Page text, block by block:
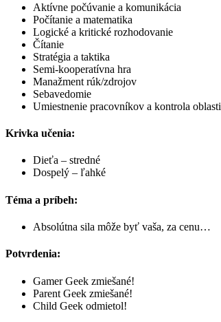
Aktívne počúvanie a komunikácia
Počítanie a matematika
Logické a kritické rozhodovanie
Čítanie
Stratégia a taktika
Semi-kooperatívna hra
Manažment rúk/zdrojov
Sebavedomie
Umiestnenie pracovníkov a kontrola oblasti
Krivka učenia:
Dieťa – stredné
Dospelý – ľahké
Téma a príbeh:
Absolútna sila môže byť vaša, za cenu…
Potvrdenia:
Gamer Geek zmiešané!
Parent Geek zmiešané!
Child Geek odmietol!